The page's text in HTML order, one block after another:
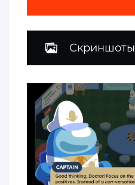
Скриншоты